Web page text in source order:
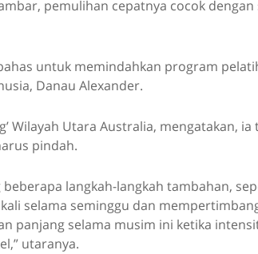
pemulihan cepatnya cocok dengan
untuk memindahkan program
Danau Alexander.
Wilayah Utara Australia, mengatakan, ia
pindah.
langkah-langkah tambahan,
selama seminggu dan
panjang selama musim ini ketika
utaranya.